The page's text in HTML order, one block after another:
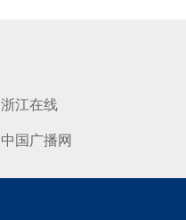
浙江在线
中国广播网